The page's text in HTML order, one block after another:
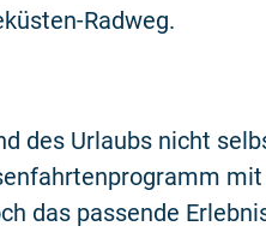
Radweg.
des Urlaubs nicht
das passende